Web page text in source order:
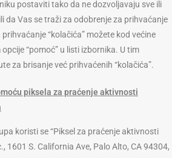
postaviti tako da ne dozvoljavaju sve ili
da Vas se traži za odobrenje za prihvaćanje
“kolačića” možete kod većine
“pomoć” u listi izbornika. U tim
za brisanje već prihvaćenih “kolačića”.
piksela za praćenje aktivnosti
koristi se “Piksel za praćenje aktivnosti
1601 S. California Ave, Palo Alto, CA 94304,